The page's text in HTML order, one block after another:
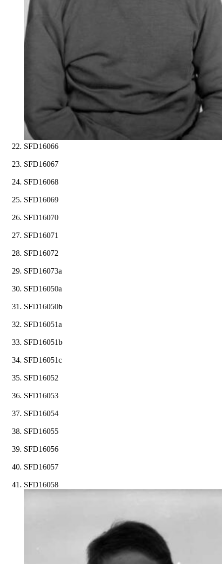
SFD16066
SFD16067
SFD16068
SFD16069
SFD16070
SFD16071
SFD16072
SFD16073a
SFD16050a
SFD16050b
SFD16051a
SFD16051b
SFD16051c
SFD16052
SFD16053
SFD16054
SFD16055
SFD16056
SFD16057
SFD16058